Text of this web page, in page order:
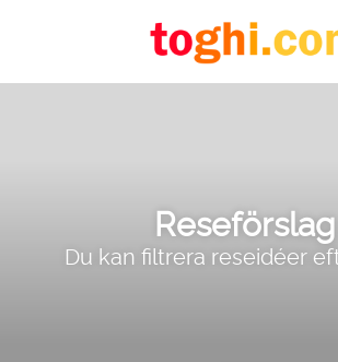
Reseförslag
Du kan filtrera reseidéer